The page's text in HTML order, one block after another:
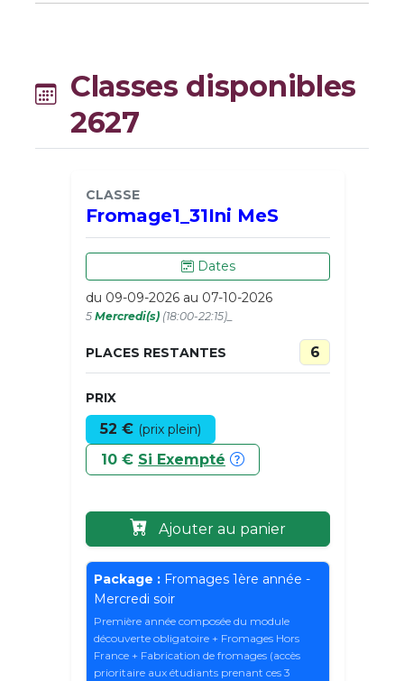
Classes disponibles
2627
CLASSE
Fromage1_31Ini MeS
Dates
du 09-09-2026 au 07-10-2026
5 Mercredi(s) (18:00-22:15)_
PLACES RESTANTES 6
PRIX
52 € (prix plein)
10 € Si Exempté
Ajouter au panier
Package : Fromages 1ère année -
Mercredi soir
Première année composée du module
découverte obligatoire + Fromages Hors
France + Fabrication de fromages (accès
prioritaire aux étudiants prenant ces 3